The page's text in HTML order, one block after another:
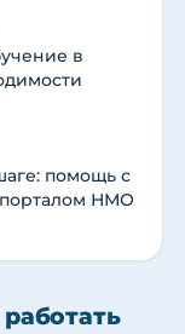
в
помощь с
НМО